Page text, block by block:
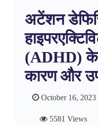
अटेंशन
(ADHD) के
कारण और
October 16, 2023
5581 Views